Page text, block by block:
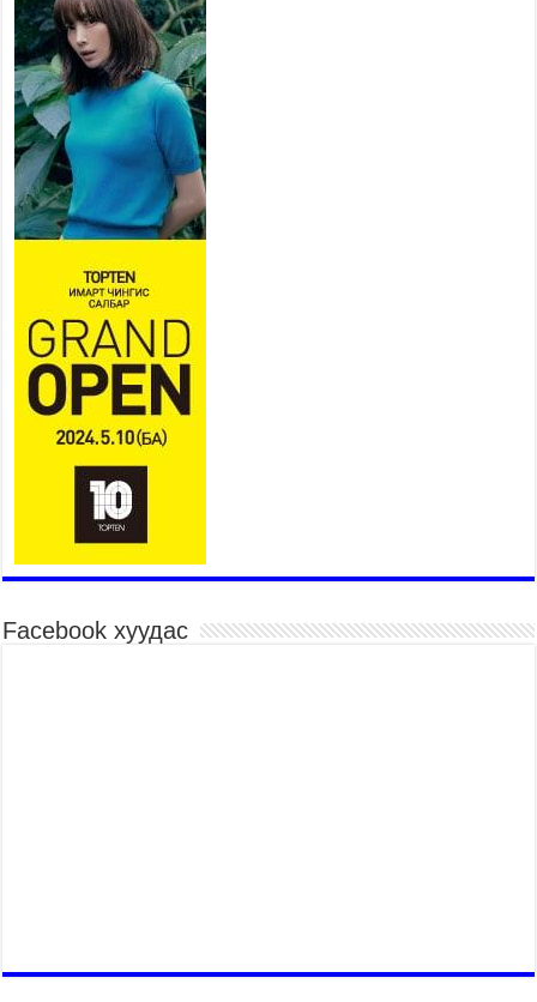
хуваарийн дагуу ажиллана
2026 оны 7 сар 15 / 11 цаг 18 минут
Үндэсний их баяр наадам
эхэллээ
2026 оны 7 сар 15 / 11 цаг 14 минут
Үер усны аюулаас сэргийлж, нийслэлийн Онцгой
байдлын газрын 162 алба хаагч үүрэг гүйцэтгэж
байна
2026 оны 7 сар 15 / 11 цаг 07 минут
Үндэсний их сурын харваанд 850 харваач цэц
мэргэнээ сорьж байна
2026 оны 7 сар 15 / 11 цаг 03 минут
Төв цэнгэлдэхийн эргэн тойронд
2026 оны 7 сар 15 / 10 цаг 58 минут
Үндэсний их баяр наадмын шагайн харваа
насанд хүрэгчдийн багийн харваагаар
үргэлжилж байна
2026 оны 7 сар 15 / 10 цаг 52 минут
Үндэсний их баяр наадмын хүчит бөхийн
барилдаан эхэллээ
2026 оны 7 сар 15 / 10 цаг 46 минут
Үндэсний хувцасны өдрийг тохиолдуулан
“Дээлтэй монгол наадам” боллоо
Facebook хуудас